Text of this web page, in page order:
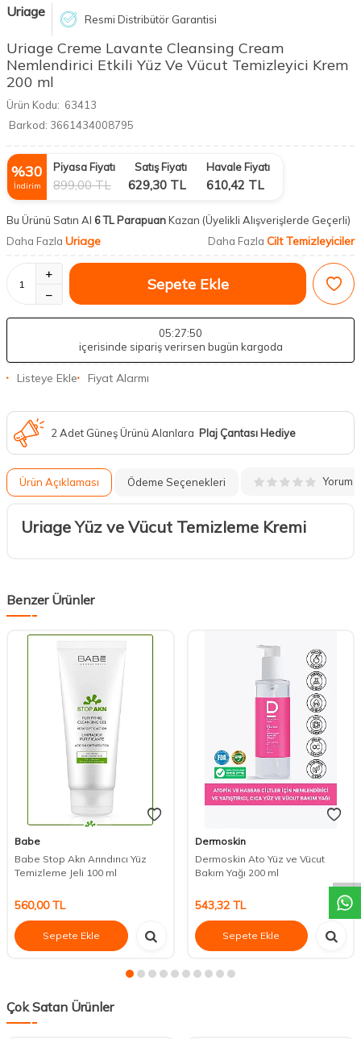
Uriage Resmi Distribütör Garantisi
Uriage Creme Lavante Cleansing Cream
Nemlendirici Etkili Yüz Ve Vücut Temizleyici Krem
200 ml
Ürün Kodu: 63413
Barkod: 3661434008795
%30
İndirim
Piyasa Fiyatı
899,00TL
Satış Fiyatı
629,30 TL
Havale Fiyatı
610,42 TL
Bu Ürünü Satın Al 6 TL ParapuanKazan (Üyelikli Alışverişlerde Geçerli)
Daha Fazla Uriage Daha Fazla Cilt Temizleyiciler
Sepete Ekle
05:27:49
içerisinde sipariş verirsen bugün kargoda
Listeye Ekle Fiyat Alarmı
2 Adet Güneş Ürünü Alanlara Plaj Çantası Hediye
Ürün Açıklaması Ödeme Seçenekleri Yorum
Uriage Yüz ve Vücut Temizleme Kremi
Benzer Ürünler
Babe
Babe Stop Akn Arındırıcı Yüz
Temizleme Jeli 100 ml
560,00TL
Sepete Ekle
Dermoskin
Dermoskin Ato Yüz ve Vücut
Bakım Yağı 200 ml
543,32TL
Sepete Ekle
Çok Satan Ürünler